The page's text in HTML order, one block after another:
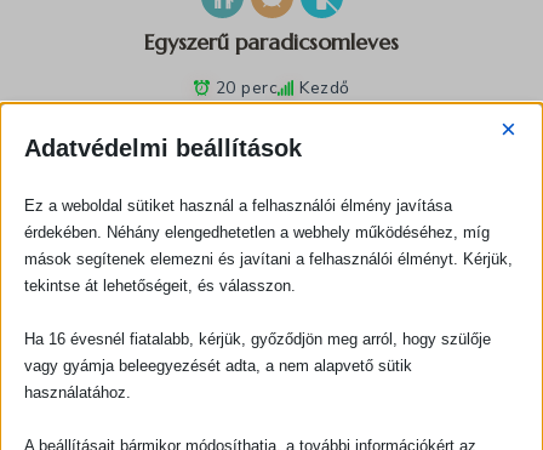
Egyszerű paradicsomleves
20 perc Kezdő
Adatvédelmi beállítások
×
Ez a weboldal sütiket használ a felhasználói élmény javítása
érdekében. Néhány elengedhetetlen a webhely működéséhez, míg
mások segítenek elemezni és javítani a felhasználói élményt. Kérjük,
tekintse át lehetőségeit, és válasszon.
Ha 16 évesnél fiatalabb, kérjük, győződjön meg arról, hogy szülője
vagy gyámja beleegyezését adta, a nem alapvető sütik
használatához.
A beállításait bármikor módosíthatja, a további információkért az